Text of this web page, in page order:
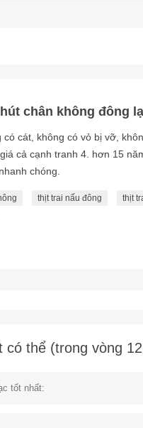
chân không đông
cát, không có vỏ bị vỡ,
cả cạnh tranh 4. hơn 15
chóng.
thịt trai nấu đông thịt
thể (trong vòng 12